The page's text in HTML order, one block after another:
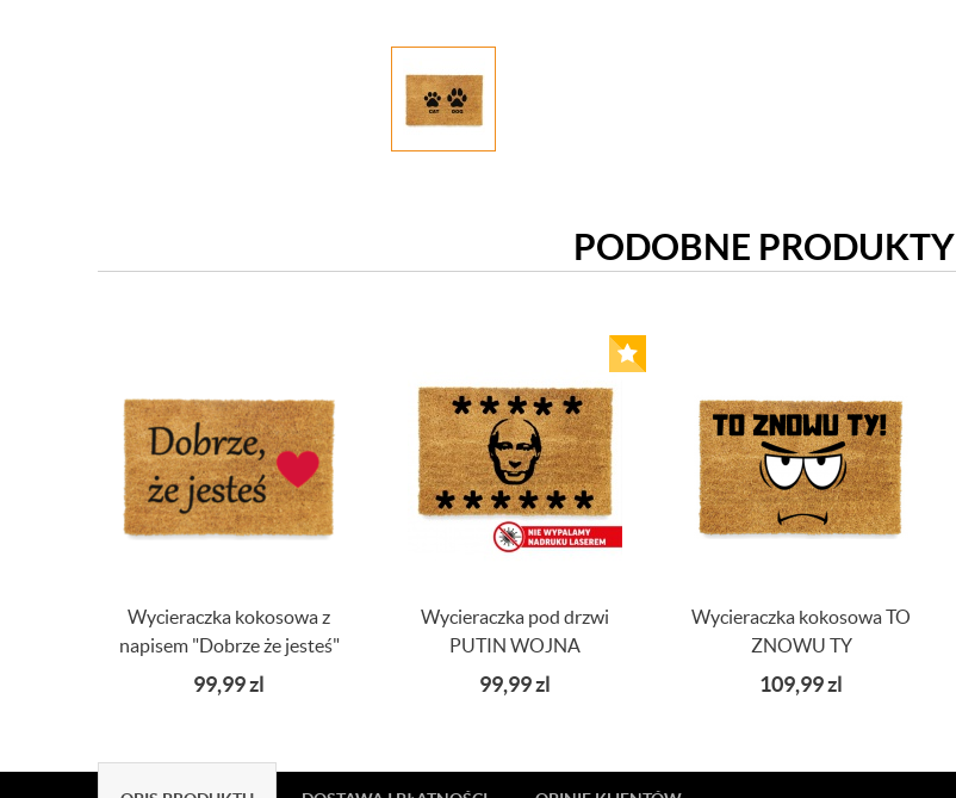
PODOBNE PRODUKTY
Wycieraczka kokosowa z
napisem "Dobrze że jesteś"
99,99zl
Wycieraczka pod drzwi
PUTIN WOJNA
99,99zl
Wycieraczka kokosowa TO
ZNOWU TY
109,99zl